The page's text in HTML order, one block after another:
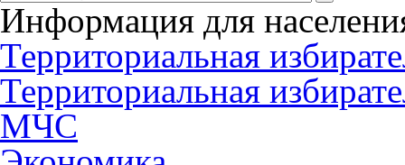
Информация для
Территориальная
Территориальная
МЧС